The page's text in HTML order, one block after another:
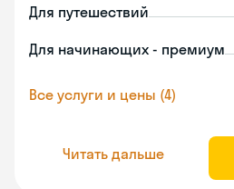
Для путешествий
Для начинающих - премиум
Все услуги и цены (4)
Читать дальше